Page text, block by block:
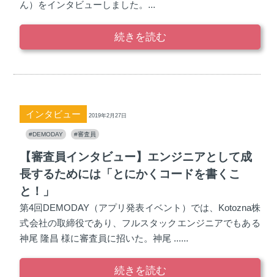
ん）をインタビューしました。...
続きを読む
インタビュー 2019年2月27日
#DEMODAY #審査員
【審査員インタビュー】エンジニアとして成
長するためには「とにかくコードを書くこ
と！」
第4回DEMODAY（アプリ発表イベント）では、Kotozna株
式会社の取締役であり、フルスタックエンジニアでもある
神尾 隆昌 様に審査員に招いた。神尾 ......
続きを読む